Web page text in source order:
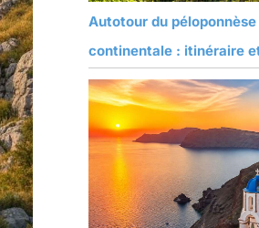
Autotour du
continentale : itinéraire